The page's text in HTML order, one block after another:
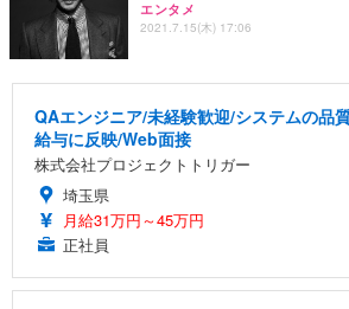
エンタメ
2021.7.15(木) 17:06
QAエンジニア/未経験歓迎/システムの品
給与に反映/Web面接
株式会社プロジェクトトリガー
埼玉県
月給31万円～45万円
正社員